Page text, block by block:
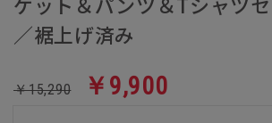
／裾上げ済み
￥15,290 ￥9,900